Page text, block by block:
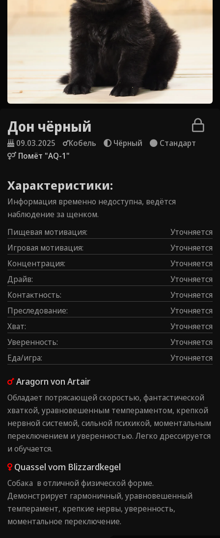
Дон чёрный
09.03.2025 Кобель Чёрный
Стандарт
Помёт "AQ-1"
Характеристики:
Информация временно недоступна, ведётся
наблюдение за щенком.
Пищевая мотивация:
Уточняется
Игровая мотивация:
Уточняется
Концентрация:
Уточняется
Драйв:
Уточняется
Контаĸтность:
Уточняется
Преследование:
Уточняется
Хват:
Уточняется
Уверенность:
Уточняется
Еда/игра: Уточняется
Aragorn von Artair
Обладает потрясающей скоростью, фантастической
хваткой, уравновешенным темпераментом, крепкой
нервной системой, сильной психикой, моментальным
переключением и уверенностью. Легко дрессируется
и обучается.
Quassel vom Blizzardkegel
Собака в отличной физической форме.
Демонстрирует гармоничный, уравновешенный
темперамент, крепкие нервы, ⁠уверенность,
⁠моментальное переключение.